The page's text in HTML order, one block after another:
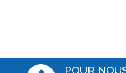
POUR